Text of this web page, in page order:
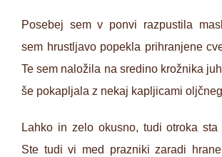
Posebej sem v ponvi razpustila
sem hrustljavo popekla prihranjene
Te sem naložila na sredino krožnika
še pokapljala z nekaj kapljicami
Lahko in zelo okusno, tudi otroka sta
Ste tudi vi med prazniki zaradi